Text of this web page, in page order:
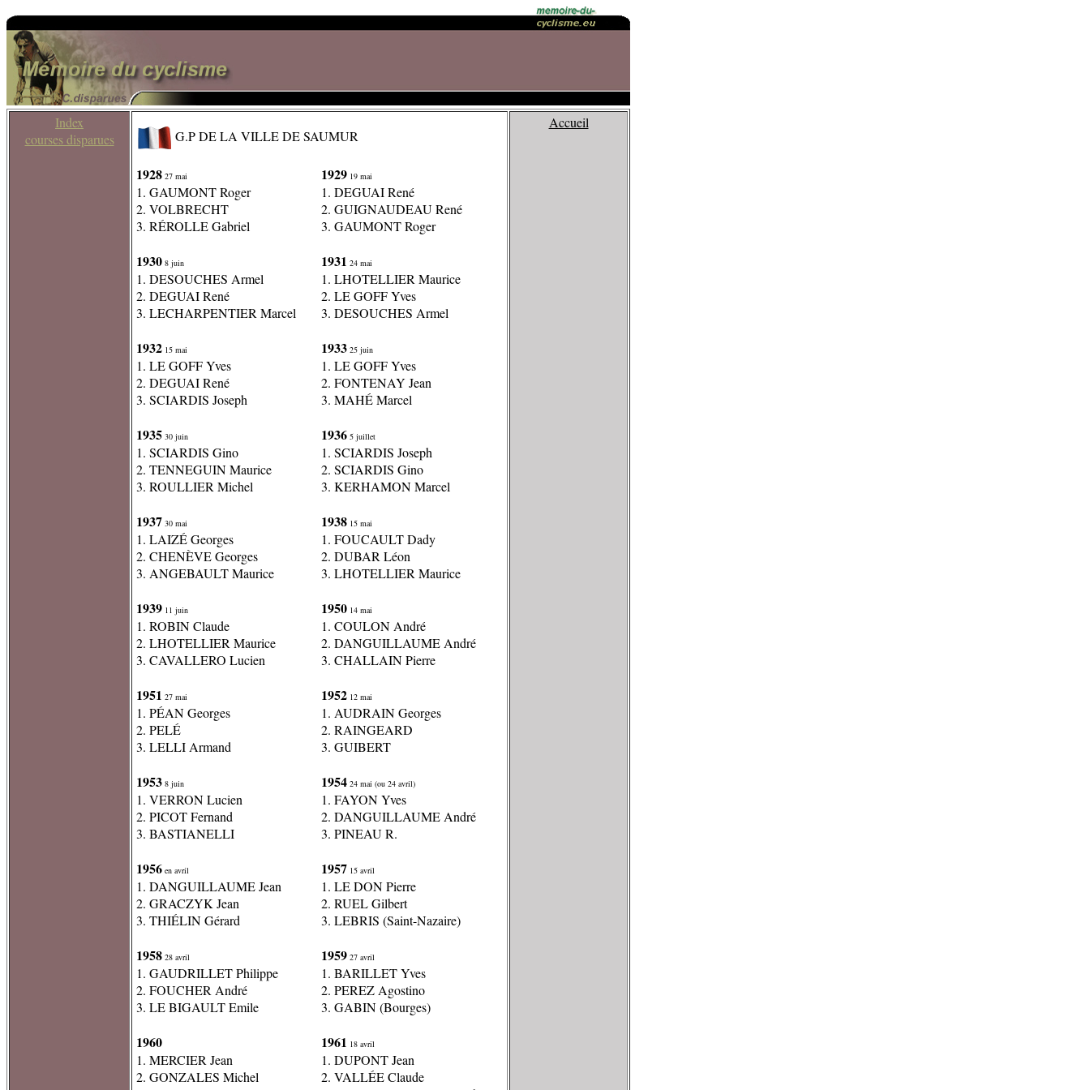
Index
courses disparues
G.P DE LA VILLE DE SAUMUR
1928 27 mai
1. GAUMONT Roger
2. VOLBRECHT
3. RÉROLLE Gabriel
1930 8 juin
1. DESOUCHES Armel
2. DEGUAI René
3. LECHARPENTIER Marcel
1932 15 mai
1. LE GOFF Yves
2. DEGUAI René
3. SCIARDIS Joseph
1935 30 juin
1. SCIARDIS Gino
2. TENNEGUIN Maurice
3. ROULLIER Michel
1937 30 mai
1. LAIZÉ Georges
2. CHENÈVE Georges
3. ANGEBAULT Maurice
1939 11 juin
1. ROBIN Claude
2. LHOTELLIER Maurice
3. CAVALLERO Lucien
1951 27 mai
1. PÉAN Georges
2. PELÉ
3. LELLI Armand
1953 8 juin
1. VERRON Lucien
2. PICOT Fernand
3. BASTIANELLI
1956 en avril
1. DANGUILLAUME Jean
2. GRACZYK Jean
3. THIÉLIN Gérard
1958 28 avril
1. GAUDRILLET Philippe
2. FOUCHER André
3. LE BIGAULT Emile
1960
1. MERCIER Jean
2. GONZALES Michel
1929 19 mai
1. DEGUAI René
2. GUIGNAUDEAU René
3. GAUMONT Roger
1931 24 mai
1. LHOTELLIER Maurice
2. LE GOFF Yves
3. DESOUCHES Armel
1933 25 juin
1. LE GOFF Yves
2. FONTENAY Jean
3. MAHÉ Marcel
1936 5 juillet
1. SCIARDIS Joseph
2. SCIARDIS Gino
3. KERHAMON Marcel
1938 15 mai
1. FOUCAULT Dady
2. DUBAR Léon
3. LHOTELLIER Maurice
1950 14 mai
1. COULON André
2. DANGUILLAUME André
3. CHALLAIN Pierre
1952 12 mai
1. AUDRAIN Georges
2. RAINGEARD
3. GUIBERT
1954 24 mai (ou 24 avril)
1. FAYON Yves
2. DANGUILLAUME André
3. PINEAU R.
1957 15 avril
1. LE DON Pierre
2. RUEL Gilbert
3. LEBRIS (Saint-Nazaire)
1959 27 avril
1. BARILLET Yves
2. PEREZ Agostino
3. GABIN (Bourges)
1961 18 avril
1. DUPONT Jean
2. VALLÉE Claude
Accueil